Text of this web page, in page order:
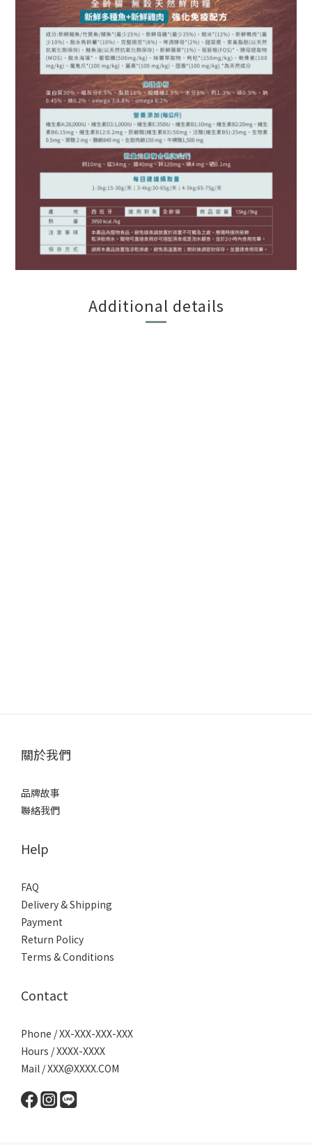
Additional details
關於我們
品牌故事
聯絡我們
Help
FAQ
Delivery & Shipping
Payment
Return Policy
Terms & Conditions
Contact
Phone / XX-XXX-XXX-XXX
Hours / XXXX-XXXX
Mail / XXX@XXXX.COM